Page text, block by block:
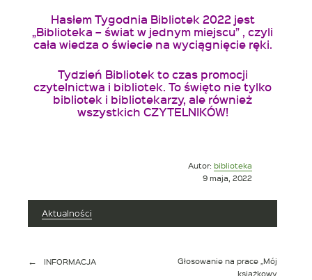
HasłemTygodnia Bibliotek 2022 jest
„Biblioteka – świat w jednym miejscu” , czyli
cała wiedza o świecie na wyciągnięcie ręki.
Tydzień Bibliotek to czas promocji
czytelnictwa i bibliotek. To święto nie tylko
bibliotek i bibliotekarzy, ale również
wszystkich CZYTELNIKÓW!
Autor: biblioteka
9 maja, 2022
Aktualności
Nawigacja
INFORMACJA
Głosowanie na prace „Mój
książkowy